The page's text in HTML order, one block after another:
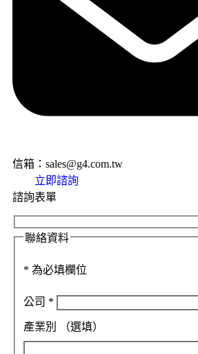
信箱：sales@g4.com.tw
立即諮詢
諮詢表單
聯絡資料
* 為必填欄位
公司 *
產業別 （選填）